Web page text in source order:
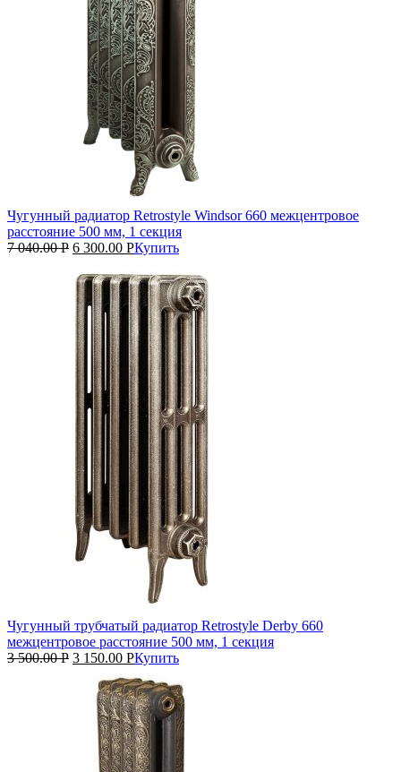
Чугунный радиатор Retrostyle Windsor 660 межцентровое
расстояние 500 мм, 1 секция
7 040.00Р 6 300.00 РКупить
Чугунный трубчатый радиатор Retrostyle Derby 660
межцентровое расстояние 500 мм, 1 секция
3 500.00Р 3 150.00 РКупить